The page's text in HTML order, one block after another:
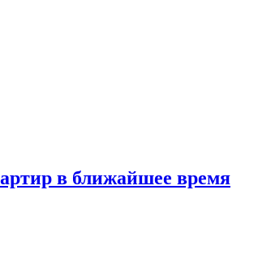
в ближайшее время